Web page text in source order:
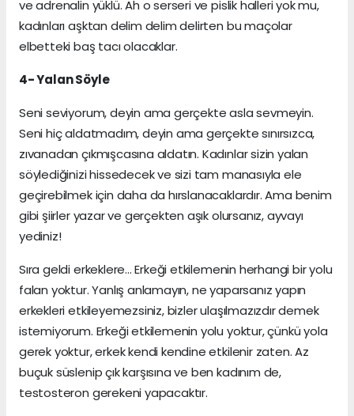
ve adrenalin yüklü. Ah o serseri ve pislik halleri yok mu,
kadınları aşktan delim delim delirten bu maçolar
elbetteki baş tacı olacaklar.
4- Yalan Söyle
Seni seviyorum, deyin ama gerçekte asla sevmeyin.
Seni hiç aldatmadım, deyin ama gerçekte sınırsızca,
zıvanadan çıkmışcasına aldatın. Kadınlar sizin yalan
söylediğinizi hissedecek ve sizi tam manasıyla ele
geçirebilmek için daha da hırslanacaklardır. Ama benim
gibi şiirler yazar ve gerçekten aşık olursanız, ayvayı
yediniz!
Sıra geldi erkeklere... Erkeği etkilemenin herhangi bir yolu
falan yoktur. Yanlış anlamayın, ne yaparsanız yapın
erkekleri etkileyemezsiniz, bizler ulaşılmazızdır demek
istemiyorum. Erkeği etkilemenin yolu yoktur, çünkü yola
gerek yoktur, erkek kendi kendine etkilenir zaten. Az
buçuk süslenip çık karşısına ve ben kadınım de,
testosteron gerekeni yapacaktır.